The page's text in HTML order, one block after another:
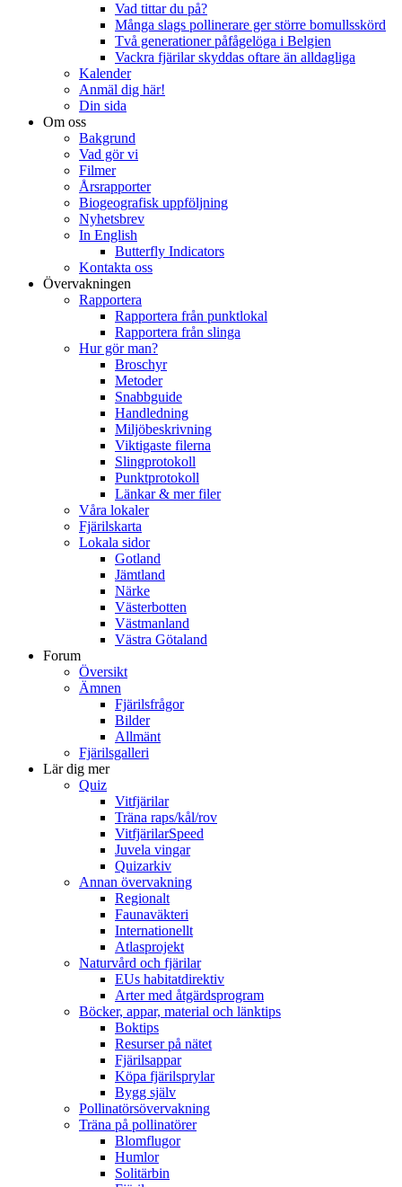
Vad tittar du på?
Många slags pollinerare ger större bomullsskörd
Två generationer påfågelöga i Belgien
Vackra fjärilar skyddas oftare än alldagliga
Kalender
Anmäl dig här!
Din sida
Om oss
Bakgrund
Vad gör vi
Filmer
Årsrapporter
Biogeografisk uppföljning
Nyhetsbrev
In English
Butterfly Indicators
Kontakta oss
Övervakningen
Rapportera
Rapportera från punktlokal
Rapportera från slinga
Hur gör man?
Broschyr
Metoder
Snabbguide
Handledning
Miljöbeskrivning
Viktigaste filerna
Slingprotokoll
Punktprotokoll
Länkar & mer filer
Våra lokaler
Fjärilskarta
Lokala sidor
Gotland
Jämtland
Närke
Västerbotten
Västmanland
Västra Götaland
Forum
Översikt
Ämnen
Fjärilsfrågor
Bilder
Allmänt
Fjärilsgalleri
Lär dig mer
Quiz
Vitfjärilar
Träna raps/kål/rov
VitfjärilarSpeed
Juvela vingar
Quizarkiv
Annan övervakning
Regionalt
Faunaväkteri
Internationellt
Atlasprojekt
Naturvård och fjärilar
EUs habitatdirektiv
Arter med åtgärdsprogram
Böcker, appar, material och länktips
Boktips
Resurser på nätet
Fjärilsappar
Köpa fjärilsprylar
Bygg själv
Pollinatörsövervakning
Träna på pollinatörer
Blomflugor
Humlor
Solitärbin